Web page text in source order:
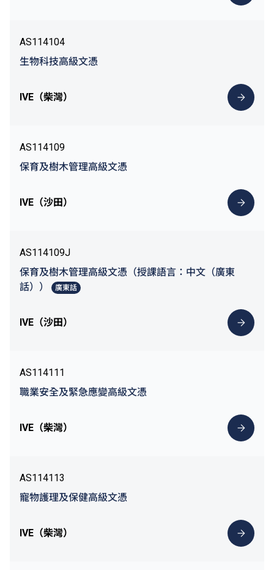
AS114104
生物科技高級文憑
IVE（柴灣）
AS114109
保育及樹木管理高級文憑
IVE（沙田）
AS114109J
保育及樹木管理高級文憑（授課語言：中文（廣東
話））
廣東話
IVE（沙田）
AS114111
職業安全及緊急應變高級文憑
IVE（柴灣）
AS114113
寵物護理及保健高級文憑
IVE（柴灣）